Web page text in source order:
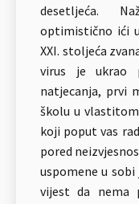
desetljeća.
optimistično ići
XXI. stoljeća
virus je ukrao
natjecanja, prvi
školu u
koji poput vas
pored
uspomene u
vijest da nema